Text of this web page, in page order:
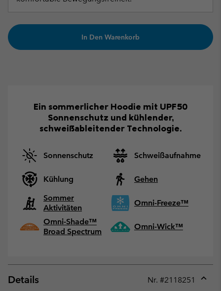
In Den Warenkorb
Ein sommerlicher Hoodie mit UPF50
Sonnenschutz und kühlender,
schweißableitender Technologie.
Sonnenschutz Schweißaufnahme
Kühlung
Gehen
Sommer
Aktivitäten
Omni-Freeze™
Omni-Shade™
Broad Spectrum
Omni-Wick™
Details Nr. #2118251